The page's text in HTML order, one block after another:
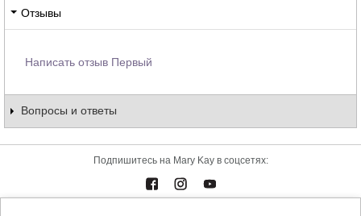
Отзывы
Написать отзыв Первый
Вопросы и ответы
Подпишитесь на Mary Kay в соцсетях: